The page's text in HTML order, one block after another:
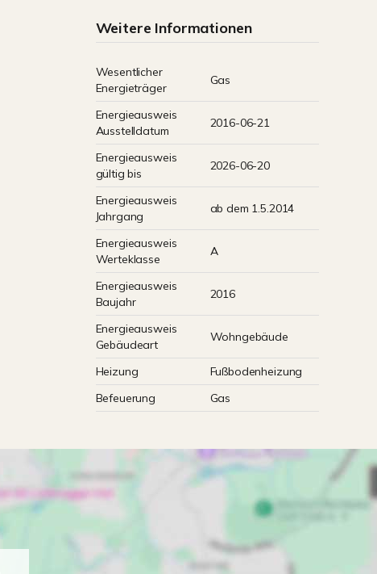
Weitere Informationen
Wesentlicher
Energieträger
Gas
Energieausweis
Ausstelldatum
2016-06-21
Energieausweis
gültig bis
2026-06-20
Energieausweis
Jahrgang
ab dem 1.5.2014
Energieausweis
Werteklasse
A
Energieausweis
Baujahr
2016
Energieausweis
Gebäudeart
Wohngebäude
Heizung
Fußbodenheizung
Befeuerung
Gas